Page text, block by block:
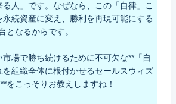
人」です。なぜなら、この「自律」こ
続資産に変え、勝利を再現可能にする
となるからです。
場で勝ち続けるために不可欠な**「自
組織全体に根付かせるセールスウィズ
をこっそりお教えしますね！